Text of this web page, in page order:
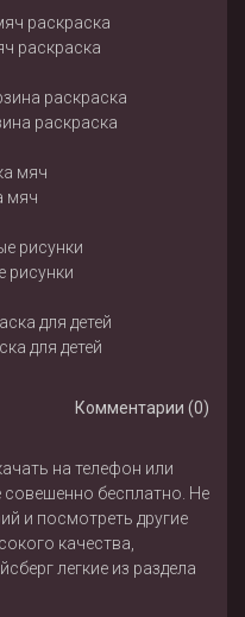
раскраска
раскраска
мяч
рисунки
для детей
Комментарии (0)
на телефон или
бесплатно. Не
и посмотреть другие
качества,
легкие из раздела